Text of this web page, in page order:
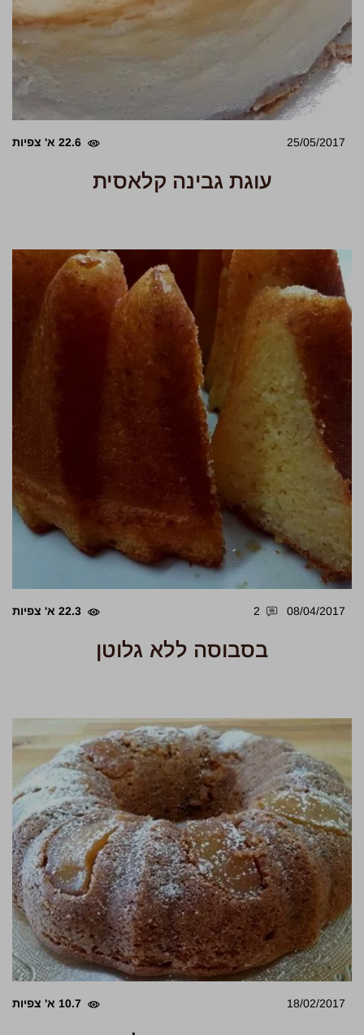
25/05/2017 22.6 א' צפיות
עוגת גבינה קלאסית
08/04/2017
2 22.3 א' צפיות
בסבוסה ללא גלוטן
18/02/2017 10.7 א' צפיות